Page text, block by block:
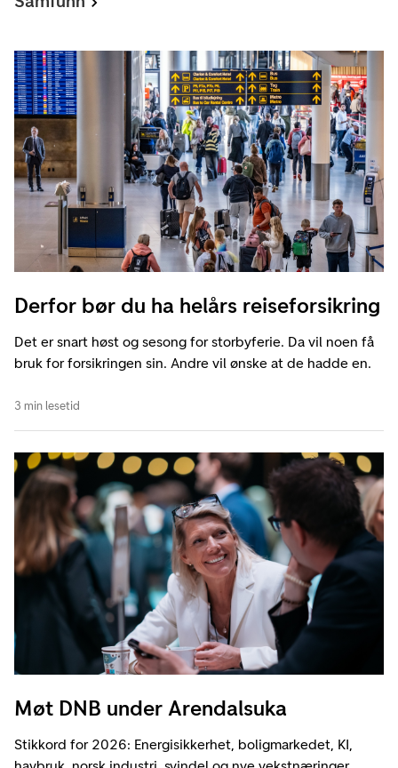
Derfor bør du ha helårs reiseforsikring
Det er snart høst og sesong for storbyferie. Da vil noen få
bruk for forsikringen sin. Andre vil ønske at de hadde en.
3 min lesetid
Møt DNB under Arendalsuka
Stikkord for 2026: Energisikkerhet, boligmarkedet, KI,